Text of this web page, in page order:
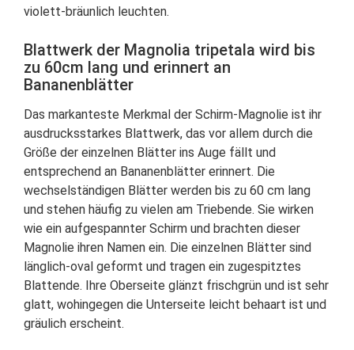
violett-bräunlich leuchten.
Blattwerk der Magnolia tripetala wird bis
zu 60cm lang und erinnert an
Bananenblätter
Das markanteste Merkmal der Schirm-Magnolie ist ihr
ausdrucksstarkes Blattwerk, das vor allem durch die
Größe der einzelnen Blätter ins Auge fällt und
entsprechend an Bananenblätter erinnert. Die
wechselständigen Blätter werden bis zu 60 cm lang
und stehen häufig zu vielen am Triebende. Sie wirken
wie ein aufgespannter Schirm und brachten dieser
Magnolie ihren Namen ein. Die einzelnen Blätter sind
länglich-oval geformt und tragen ein zugespitztes
Blattende. Ihre Oberseite glänzt frischgrün und ist sehr
glatt, wohingegen die Unterseite leicht behaart ist und
gräulich erscheint.